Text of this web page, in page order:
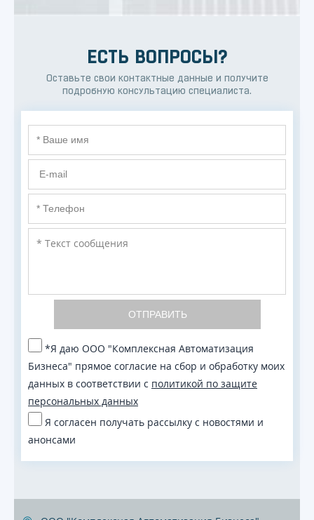
ЕСТЬ ВОПРОСЫ?
Оставьте свои контактные данные и получите
подробную консультацию специалиста.
*Я даю ООО "Комплексная Автоматизация
Бизнеса" прямое согласие на сбор и обработку моих
данных в соответствии с политикой по защите
персональных данных
Я согласен получать рассылку с новостями и
анонсами
ОТПРАВИТЬ